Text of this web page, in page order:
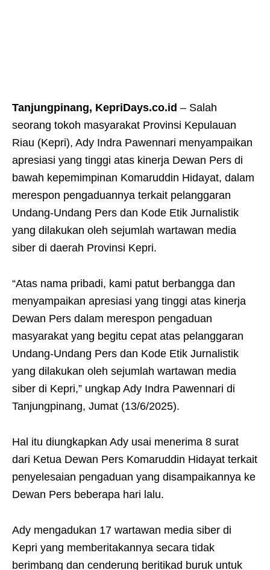
Tanjungpinang, KepriDays.co.id – Salah
seorang tokoh masyarakat Provinsi Kepulauan
Riau (Kepri), Ady Indra Pawennari menyampaikan
apresiasi yang tinggi atas kinerja Dewan Pers di
bawah kepemimpinan Komaruddin Hidayat, dalam
merespon pengaduannya terkait pelanggaran
Undang-Undang Pers dan Kode Etik Jurnalistik
yang dilakukan oleh sejumlah wartawan media
siber di daerah Provinsi Kepri.
“Atas nama pribadi, kami patut berbangga dan
menyampaikan apresiasi yang tinggi atas kinerja
Dewan Pers dalam merespon pengaduan
masyarakat yang begitu cepat atas pelanggaran
Undang-Undang Pers dan Kode Etik Jurnalistik
yang dilakukan oleh sejumlah wartawan media
siber di Kepri,” ungkap Ady Indra Pawennari di
Tanjungpinang, Jumat (13/6/2025).
Hal itu diungkapkan Ady usai menerima 8 surat
dari Ketua Dewan Pers Komaruddin Hidayat terkait
penyelesaian pengaduan yang disampaikannya ke
Dewan Pers beberapa hari lalu.
Ady mengadukan 17 wartawan media siber di
Kepri yang memberitakannya secara tidak
berimbang dan cenderung beritikad buruk untuk